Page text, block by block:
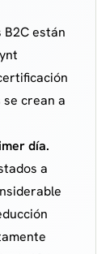
B2C están
crean a
día.
a